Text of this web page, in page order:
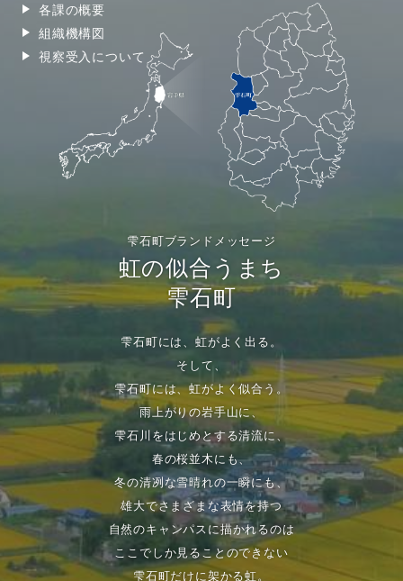
各課の概要
組織機構図
視察受入について
雫石町ブランドメッセージ
虹の似合うまち
雫石町
雫石町には、虹がよく出る。
そして、
雫石町には、虹がよく似合う。
雨上がりの岩手山に、
雫石川をはじめとする清流に、
春の桜並木にも、
冬の清冽な雪晴れの一瞬にも、
雄大でさまざまな表情を持つ
自然のキャンパスに描かれるのは
ここでしか見ることのできない
雫石町だけに架かる虹。